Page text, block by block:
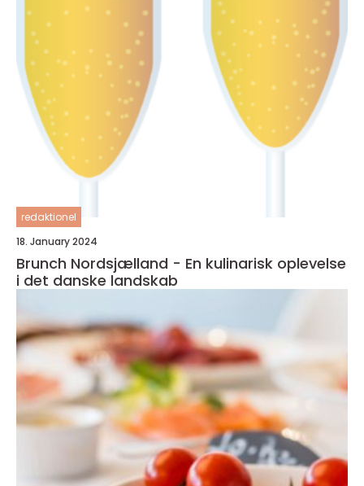
redaktionel
18. January 2024
Brunch Nordsjælland - En kulinarisk oplevelse
i det danske landskab